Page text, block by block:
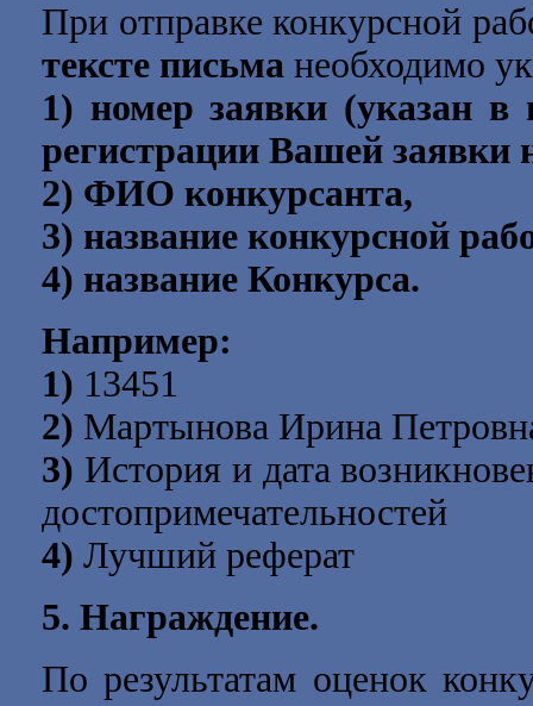
При отправке конкурсной
тексте письма необходимо
1) номер заявки (указан в
регистрации Вашей заявки
2) ФИО конкурсанта,
3) название конкурсной
4) название Конкурса.
Например:
1) 13451
2) Мартынова Ирина
3) История и дата
достопримечательностей
4) Лучший реферат
5. Награждение.
По результатам оценок